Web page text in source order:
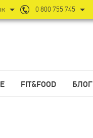
FIT&FOOD БЛОГ
0 800 755 745